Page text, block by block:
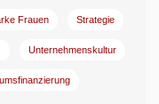
Frauen Strategie
Unternehmenskultur